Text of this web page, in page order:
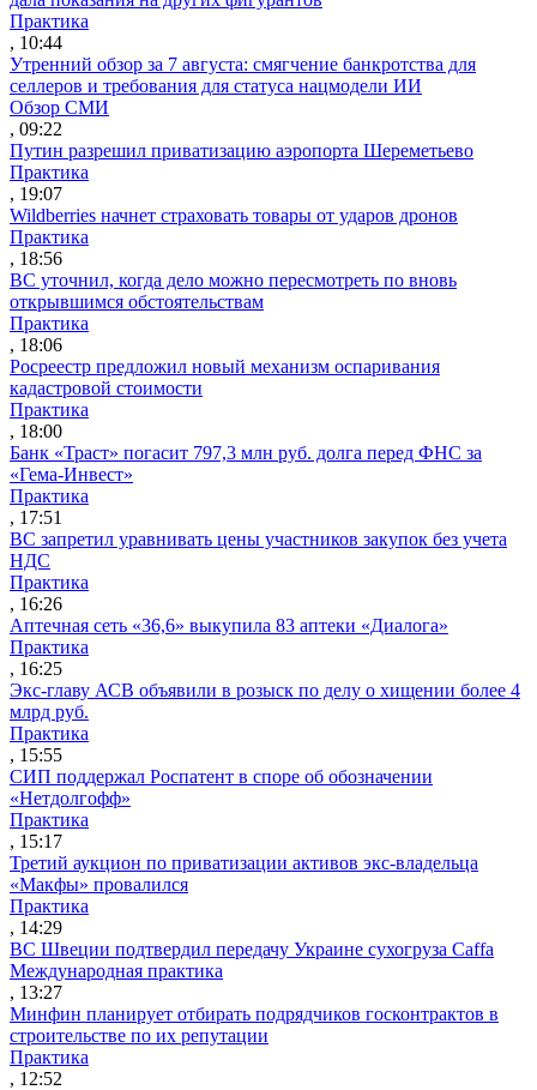
Практика
, 10:44
Утренний обзор за 7 августа: смягчение банкротства для
селлеров и требования для статуса нацмодели ИИ
Обзор СМИ
, 09:22
Путин разрешил приватизацию аэропорта Шереметьево
Практика
, 19:07
Wildberries начнет страховать товары от ударов дронов
Практика
, 18:56
ВС уточнил, когда дело можно пересмотреть по вновь
открывшимся обстоятельствам
Практика
, 18:06
Росреестр предложил новый механизм оспаривания
кадастровой стоимости
Практика
, 18:00
Банк «Траст» погасит 797,3 млн руб. долга перед ФНС за
«Гема-Инвест»
Практика
, 17:51
ВС запретил уравнивать цены участников закупок без учета
НДС
Практика
, 16:26
Аптечная сеть «36,6» выкупила 83 аптеки «Диалога»
Практика
, 16:25
Экс-главу АСВ объявили в розыск по делу о хищении более 4
млрд руб.
Практика
, 15:55
СИП поддержал Роспатент в споре об обозначении
«Нетдолгофф»
Практика
, 15:17
Третий аукцион по приватизации активов экс-владельца
«Макфы» провалился
Практика
, 14:29
ВС Швеции подтвердил передачу Украине сухогруза Caffa
Международная практика
, 13:27
Минфин планирует отбирать подрядчиков госконтрактов в
строительстве по их репутации
Практика
, 12:52